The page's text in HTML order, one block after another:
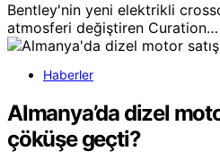
Bentley'nin yeni elektrikli
atmosferi değiştiren Curation…
Haberler
Almanya’da dizel
çöküşe geçti?